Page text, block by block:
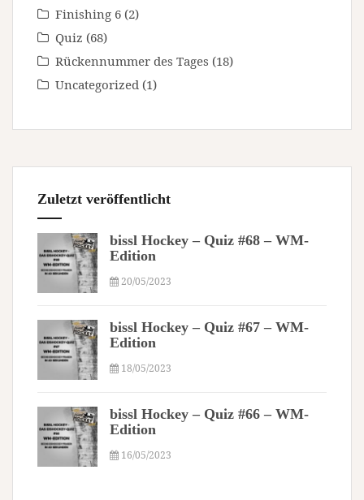
Finishing 6 (2)
Quiz (68)
Rückennummer des Tages (18)
Uncategorized (1)
Zuletzt veröffentlicht
bissl Hockey – Quiz #68 – WM-
Edition
20/05/2023
bissl Hockey – Quiz #67 – WM-
Edition
18/05/2023
bissl Hockey – Quiz #66 – WM-
Edition
16/05/2023